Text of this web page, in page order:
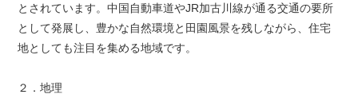
とされています。中国自動車道やJR加古川線が通る交通の要所
として発展し、豊かな自然環境と田園風景を残しながら、住宅
地としても注目を集める地域です。
２．地理